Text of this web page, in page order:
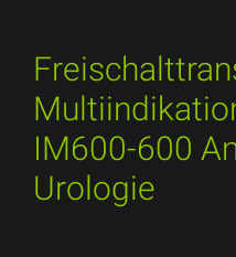
IM600-600
Urologie